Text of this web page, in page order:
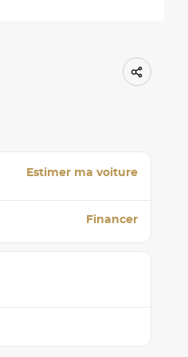
Estimer ma voiture
Financer